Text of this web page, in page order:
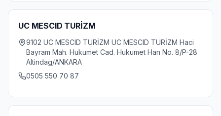
UC MESCID TURİZM
9102 UC MESCID TURİZM UC MESCID TURİZM Haci
Bayram Mah. Hukumet Cad. Hukumet Han No. 8/P-28
Altindag/ANKARA
0505 550 70 87